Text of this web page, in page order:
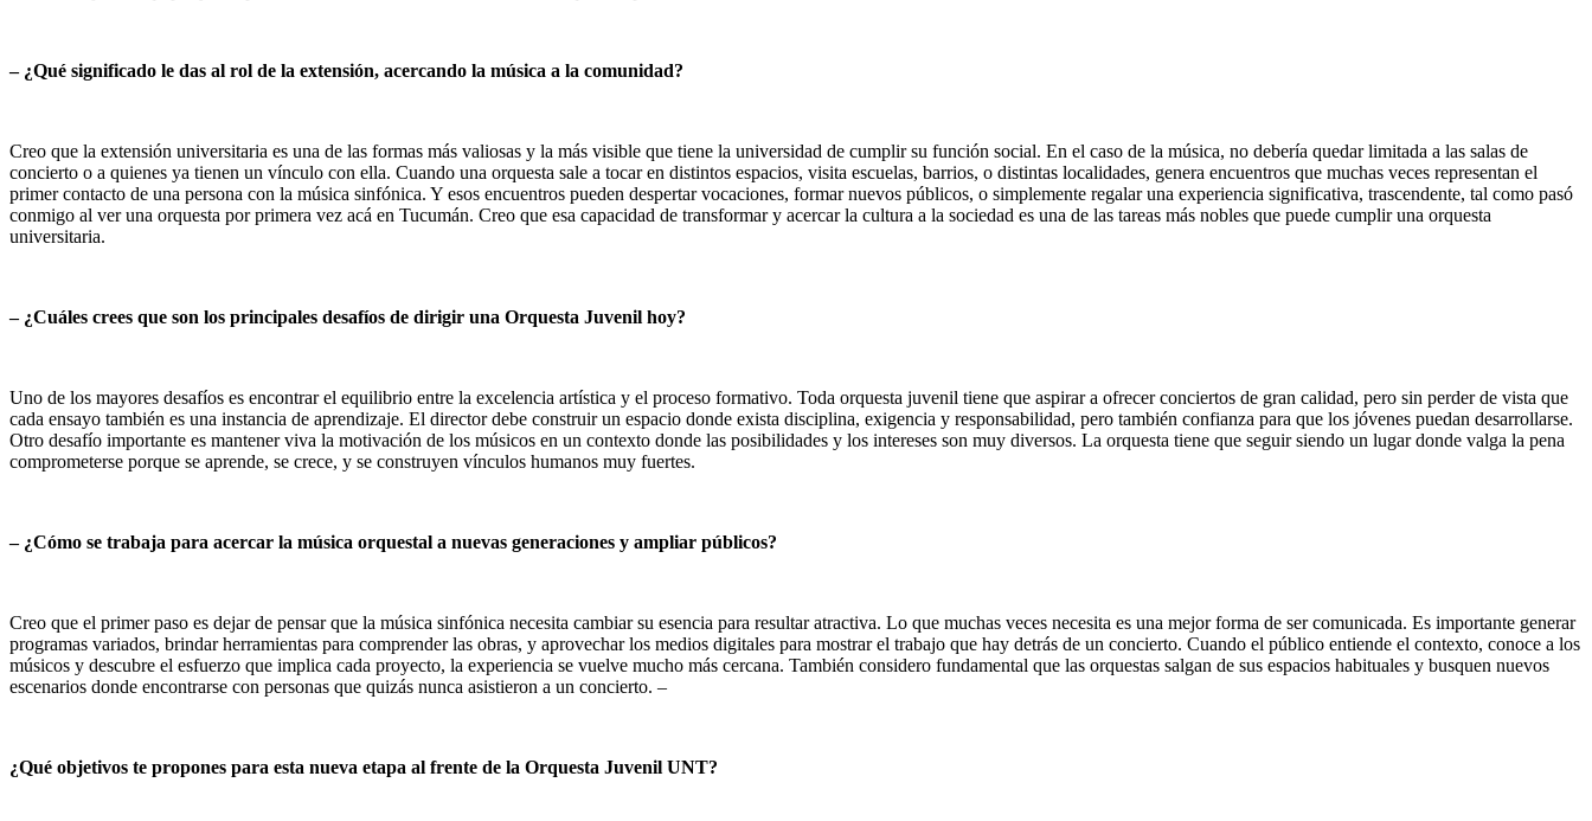
– ¿Qué significado le das al rol de la extensión, acercando la música a la comunidad?
Creo que la extensión universitaria es una de las formas más valiosas y la más visible que tiene la universidad de cumplir su función social. En el caso de la música, no debería quedar limitada a las salas de
concierto o a quienes ya tienen un vínculo con ella. Cuando una orquesta sale a tocar en distintos espacios, visita escuelas, barrios, o distintas localidades, genera encuentros que muchas veces representan el
primer contacto de una persona con la música sinfónica. Y esos encuentros pueden despertar vocaciones, formar nuevos públicos, o simplemente regalar una experiencia significativa, trascendente, tal como pasó
conmigo al ver una orquesta por primera vez acá en Tucumán. Creo que esa capacidad de transformar y acercar la cultura a la sociedad es una de las tareas más nobles que puede cumplir una orquesta
universitaria.
– ¿Cuáles crees que son los principales desafíos de dirigir una Orquesta Juvenil hoy?
Uno de los mayores desafíos es encontrar el equilibrio entre la excelencia artística y el proceso formativo. Toda orquesta juvenil tiene que aspirar a ofrecer conciertos de gran calidad, pero sin perder de vista que
cada ensayo también es una instancia de aprendizaje. El director debe construir un espacio donde exista disciplina, exigencia y responsabilidad, pero también confianza para que los jóvenes puedan desarrollarse.
Otro desafío importante es mantener viva la motivación de los músicos en un contexto donde las posibilidades y los intereses son muy diversos. La orquesta tiene que seguir siendo un lugar donde valga la pena
comprometerse porque se aprende, se crece, y se construyen vínculos humanos muy fuertes.
– ¿Cómo se trabaja para acercar la música orquestal a nuevas generaciones y ampliar públicos?
Creo que el primer paso es dejar de pensar que la música sinfónica necesita cambiar su esencia para resultar atractiva. Lo que muchas veces necesita es una mejor forma de ser comunicada. Es importante generar
programas variados, brindar herramientas para comprender las obras, y aprovechar los medios digitales para mostrar el trabajo que hay detrás de un concierto. Cuando el público entiende el contexto, conoce a los
músicos y descubre el esfuerzo que implica cada proyecto, la experiencia se vuelve mucho más cercana. También considero fundamental que las orquestas salgan de sus espacios habituales y busquen nuevos
escenarios donde encontrarse con personas que quizás nunca asistieron a un concierto. –
¿Qué objetivos te propones para esta nueva etapa al frente de la Orquesta Juvenil UNT?